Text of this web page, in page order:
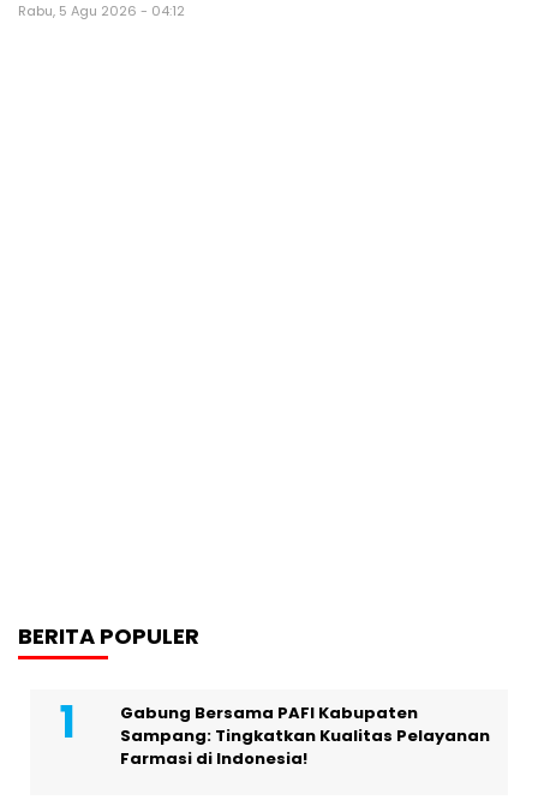
Rabu, 5 Agu 2026 - 04:12
BERITA POPULER
Gabung Bersama PAFI Kabupaten
Sampang: Tingkatkan Kualitas Pelayanan
Farmasi di Indonesia!